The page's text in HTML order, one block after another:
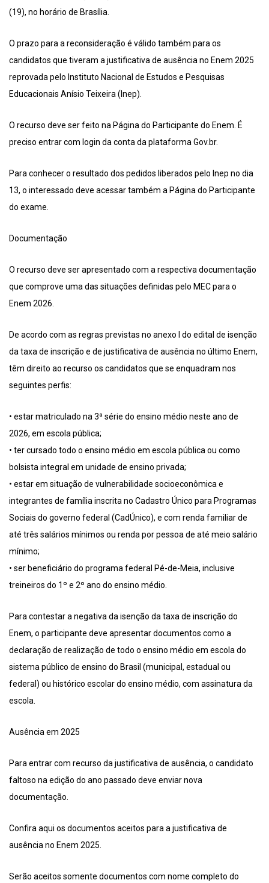
(19), no horário de Brasília.
O prazo para a reconsideração é válido também para os
candidatos que tiveram a justificativa de ausência no Enem 2025
reprovada pelo Instituto Nacional de Estudos e Pesquisas
Educacionais Anísio Teixeira (Inep).
O recurso deve ser feito na Página do Participante do Enem. É
preciso entrar com login da conta da plataforma Gov.br.
Para conhecer o resultado dos pedidos liberados pelo Inep no dia
13, o interessado deve acessar também a Página do Participante
do exame.
Documentação
O recurso deve ser apresentado com a respectiva documentação
que comprove uma das situações definidas pelo MEC para o
Enem 2026.
De acordo com as regras previstas no anexo I do edital de isenção
da taxa de inscrição e de justificativa de ausência no último Enem,
têm direito ao recurso os candidatos que se enquadram nos
seguintes perfis:
• estar matriculado na 3ª série do ensino médio neste ano de
2026, em escola pública;
• ter cursado todo o ensino médio em escola pública ou como
bolsista integral em unidade de ensino privada;
• estar em situação de vulnerabilidade socioeconômica e
integrantes de família inscrita no Cadastro Único para Programas
Sociais do governo federal (CadÚnico), e com renda familiar de
até três salários mínimos ou renda por pessoa de até meio salário
mínimo;
• ser beneficiário do programa federal Pé-de-Meia, inclusive
treineiros do 1º e 2º ano do ensino médio.
Para contestar a negativa da isenção da taxa de inscrição do
Enem, o participante deve apresentar documentos como a
declaração de realização de todo o ensino médio em escola do
sistema público de ensino do Brasil (municipal, estadual ou
federal) ou histórico escolar do ensino médio, com assinatura da
escola.
Ausência em 2025
Para entrar com recurso da justificativa de ausência, o candidato
faltoso na edição do ano passado deve enviar nova
documentação.
Confira aqui os documentos aceitos para a justificativa de
ausência no Enem 2025.
Serão aceitos somente documentos com nome completo do